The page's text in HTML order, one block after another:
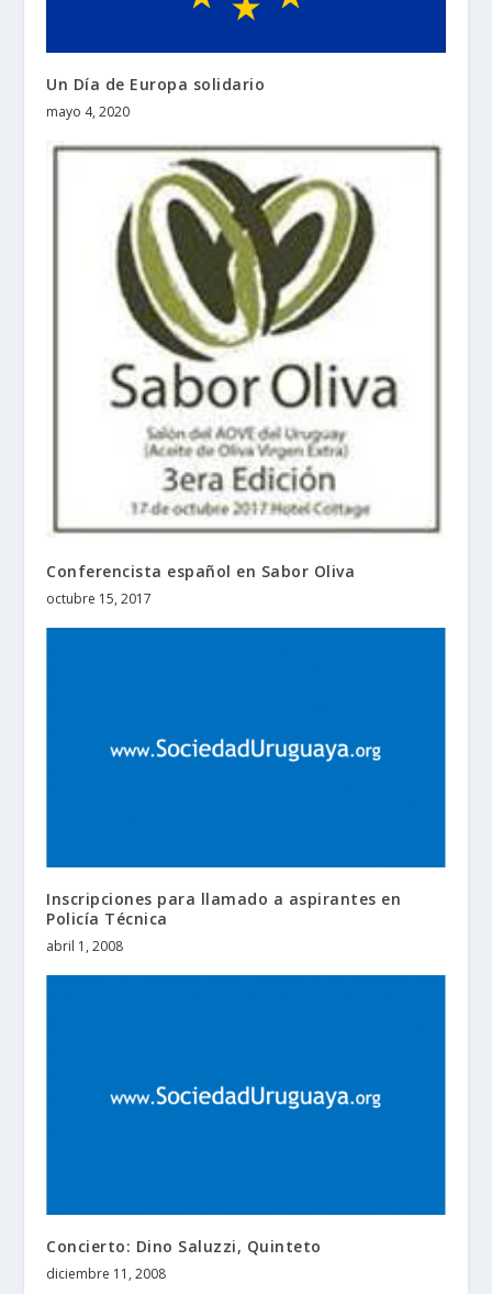
Un Día de Europa solidario
mayo 4, 2020
Conferencista español en Sabor Oliva
octubre 15, 2017
Inscripciones para llamado a aspirantes en
Policía Técnica
abril 1, 2008
Concierto: Dino Saluzzi, Quinteto
diciembre 11, 2008